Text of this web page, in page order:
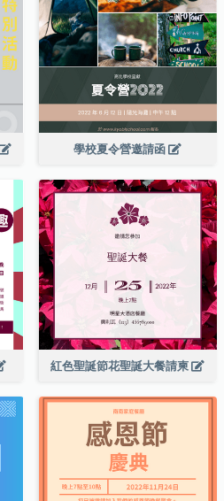
學校夏令營邀請函
紅色聖誕節花聖誕大餐請柬